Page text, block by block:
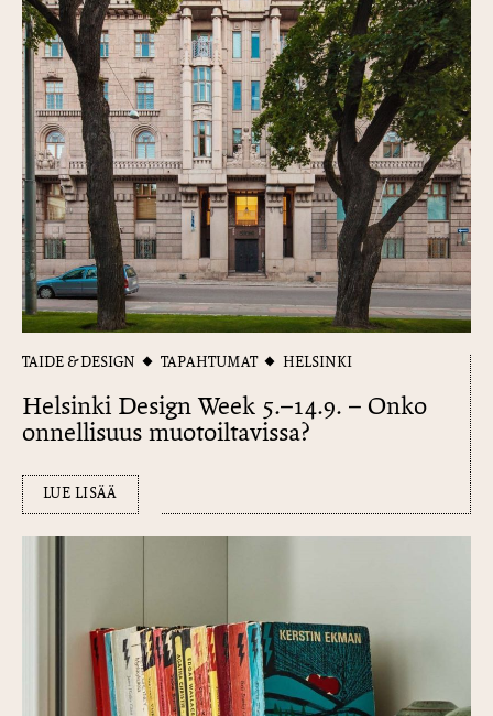
TAIDE & DESIGN TAPAHTUMAT HELSINKI
Helsinki Design Week 5.–14.9. – Onko
onnellisuus muotoiltavissa?
LUE LISÄÄ